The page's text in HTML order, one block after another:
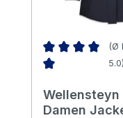
(Ø
5.0)
Wellensteyn
Damen